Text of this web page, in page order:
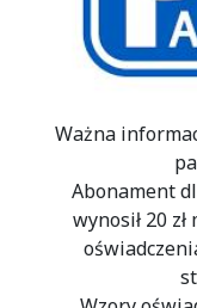
Ważna
Abonament
wynosił 20